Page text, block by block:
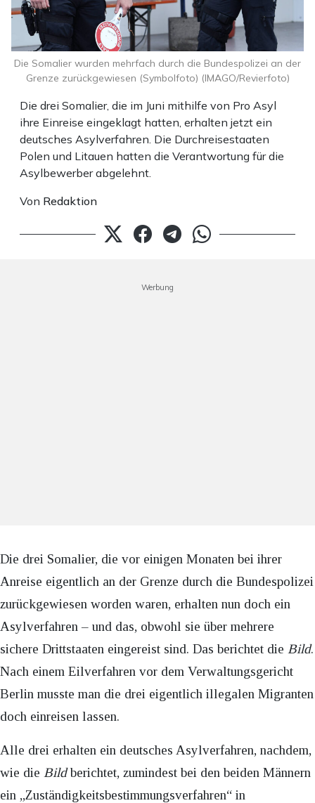
Die drei Somalier, die im Juni mithilfe von Pro Asyl
ihre Einreise eingeklagt hatten, erhalten jetzt ein
deutsches Asylverfahren. Die Durchreisestaaten
Polen und Litauen hatten die Verantwortung für die
Asylbewerber abgelehnt.
Von Redaktion
Die Somalier wurden mehrfach durch die Bundespolizei an der
Grenze zurückgewiesen (Symbolfoto) (IMAGO/Revierfoto)
Werbung
Die drei Somalier, die vor einigen Monaten bei ihrer
Anreise eigentlich an der Grenze durch die Bundespolizei
zurückgewiesen worden waren, erhalten nun doch ein
Asylverfahren – und das, obwohl sie über mehrere
sichere Drittstaaten eingereist sind. Das berichtet die Bild.
Nach einem Eilverfahren vor dem Verwaltungsgericht
Berlin musste man die drei eigentlich illegalen Migranten
doch einreisen lassen.
Alle drei erhalten ein deutsches Asylverfahren, nachdem,
wie die Bildberichtet, zumindest bei den beiden Männern
ein „Zuständigkeitsbestimmungsverfahren“ in